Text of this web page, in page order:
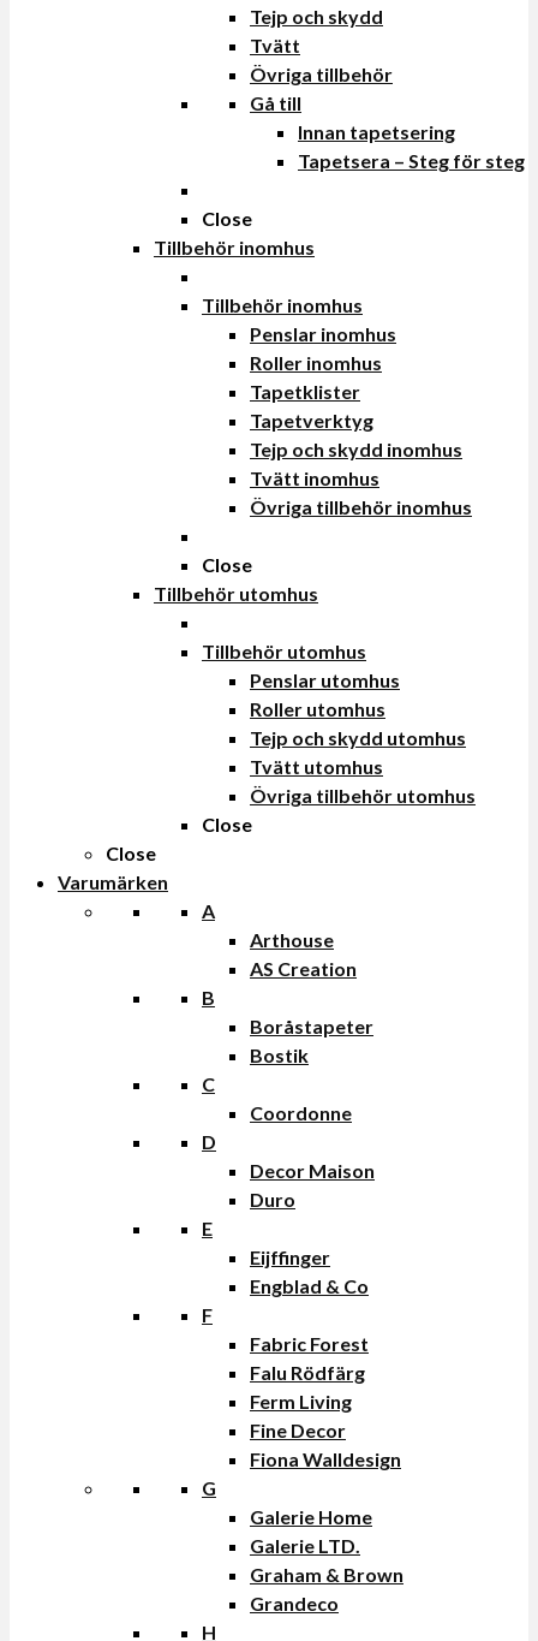
Tejp och skydd
Tvätt
Övriga tillbehör
Gå till
Innan tapetsering
Tapetsera – Steg för steg
Close
Tillbehör inomhus
Tillbehör inomhus
Penslar inomhus
Roller inomhus
Tapetklister
Tapetverktyg
Tejp och skydd inomhus
Tvätt inomhus
Övriga tillbehör inomhus
Close
Tillbehör utomhus
Tillbehör utomhus
Penslar utomhus
Roller utomhus
Tejp och skydd utomhus
Tvätt utomhus
Övriga tillbehör utomhus
Close
Close
Varumärken
A
Arthouse
AS Creation
B
Boråstapeter
Bostik
C
Coordonne
D
Decor Maison
Duro
E
Eijffinger
Engblad & Co
F
Fabric Forest
Falu Rödfärg
Ferm Living
Fine Decor
Fiona Walldesign
G
Galerie Home
Galerie LTD.
Graham & Brown
Grandeco
H